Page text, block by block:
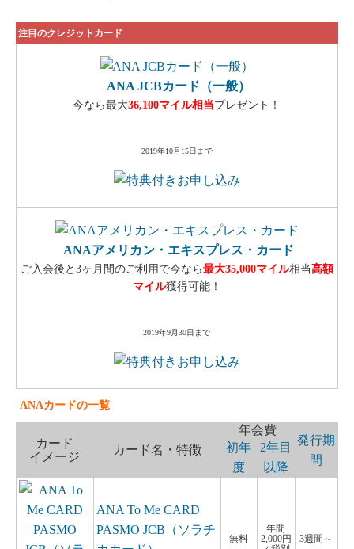
注目のクレジットカード
ANA JCBカード（一般）
今なら最大36,100マイル相当プレゼント！
2019年10月15日まで
ANAアメリカン・エキスプレス・カード
ご入会後と3ヶ月間のご利用で今なら最大35,000マイル相当高額
マイル獲得可能！
2019年9月30日まで
ANAカードの一覧
カード
イメージ
カード名・特徴
年会費
発行期
間
初年
度
2年目
以降
ANA To Me CARD
PASMO JCB（ソラチ
無料
年間
2,000円
3週間～